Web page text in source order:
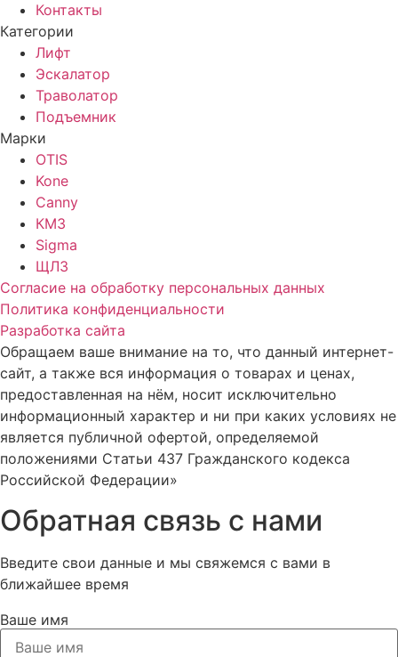
Контакты
Категории
Лифт
Эскалатор
Траволатор
Подъемник
Марки
OTIS
Kone
Canny
КМЗ
Sigma
ЩЛЗ
Согласие на обработку персональных данных
Политика конфиденциальности
Разработка сайта
Обращаем ваше внимание на то, что данный интернет-
сайт, а также вся информация о товарах и ценах,
предоставленная на нём, носит исключительно
информационный характер и ни при каких условиях не
является публичной офертой, определяемой
положениями Статьи 437 Гражданского кодекса
Российской Федерации»
Обратная связь с нами
Введите свои данные и мы свяжемся с вами в
ближайшее время
Ваше имя